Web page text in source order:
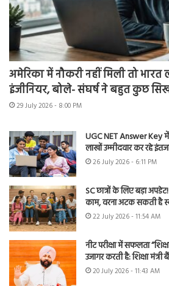
अमेरिका में नौकरी नहीं मिली तो
इंजीनियर, बोले- संघर्ष ने बहुत कुछ
29 July 2026 - 8:00 PM
UGC NET Answer Key
लाखों उम्मीदवार कर रहे
26 July 2026 - 6:11 PM
SC छात्रों के लिए बड़ा
काम, वरना अटक सकती है
22 July 2026 - 11:54 AM
नीट परीक्षा में सफलता
उजागर करती है: शिक्षा मंत्री
20 July 2026 - 11:43 AM